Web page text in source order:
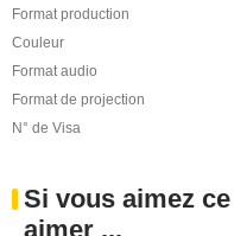
Format production
Couleur
Format audio
Format de projection
N° de Visa
Si vous aimez
aimer ...